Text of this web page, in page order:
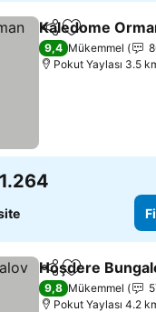
Paylaş
Kaledome
9,4 Mükemmel
Pokut Yaylası 3.5
PaylaşFavorilerime
Hoşdere
9,8 Mükemmel
Pokut Yaylası 4.2